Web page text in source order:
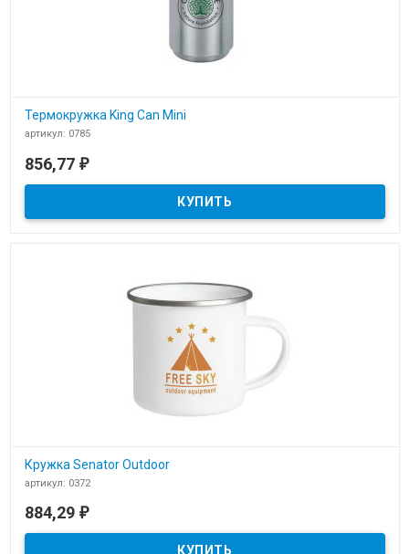
Термокружка King Can Mini
артикул: 0785
Термокружка King Can Mini - новинка от Senator
856,77 ₽
Кружка Senator Outdoor
артикул: 0372
Кружка Senator Outdoor для нанесения логотипа компании
884,29 ₽